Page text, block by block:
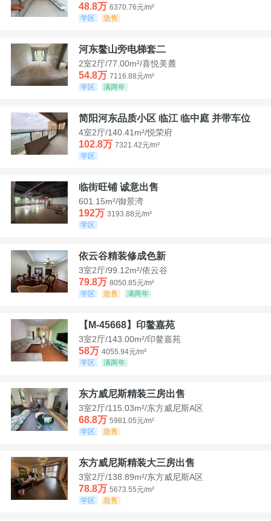
48.8万 6370.76元/m²
学区
急售
河东鳌山旁电梯套二
2室2厅/77.00m²/喜悦美麓
54.8万 7116.88元/m²
学区
满两年
简阳河东品质小区 临江 临中庭 并带车位
4室2厅/140.41m²/悦荣府
102.8万 7321.42元/m²
学区
临街旺铺 诚意出售
601.15m²/御景湾
192万 3193.88元/m²
学区
依云谷精装修成色新
3室2厅/99.12m²/依云谷
79.8万 8050.85元/m²
学区
急售 满两年
【M-45668】印鳌嘉苑
3室2厅/143.00m²/印鳌嘉苑
58万 4055.94元/m²
学区
满两年
东方威尼斯精装三房出售
3室2厅/115.03m²/东方威尼斯A区
68.8万 5981.05元/m²
学区
急售
东方威尼斯精装大三房出售
3室2厅/138.89m²/东方威尼斯A区
78.8万 5673.55元/m²
学区
急售